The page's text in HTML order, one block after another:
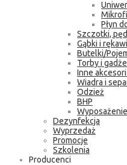
Płyn
Szczotki,
Gąbki i
Butelki/
Torby i
Inne
Wiadra i
Odzież
BHP
Dezynfekcja
Wyprzedaż
Promocje
Szkolenia
Producenci